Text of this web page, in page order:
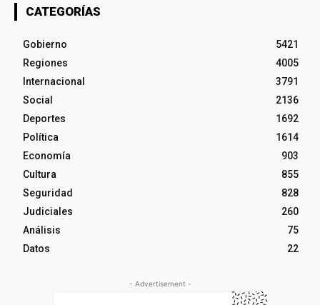
CATEGORÍAS
Gobierno
5421
Regiones
4005
Internacional
3791
Social
2136
Deportes
1692
Política
1614
Economía
903
Cultura
855
Seguridad
828
Judiciales
260
Análisis
75
Datos
22
- Advertisement -